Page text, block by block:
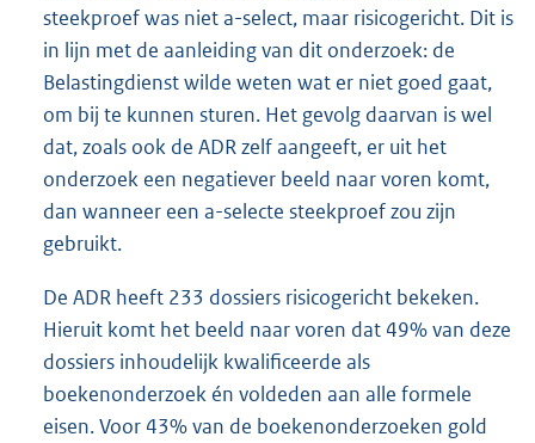
steekproef was niet a-select, maar risicogericht. Dit is
in lijn met de aanleiding van dit onderzoek: de
Belastingdienst wilde weten wat er niet goed gaat,
om bij te kunnen sturen. Het gevolg daarvan is wel
dat, zoals ook de ADR zelf aangeeft, er uit het
onderzoek een negatiever beeld naar voren komt,
dan wanneer een a-selecte steekproef zou zijn
gebruikt.
De ADR heeft 233 dossiers risicogericht bekeken.
Hieruit komt het beeld naar voren dat 49% van deze
dossiers inhoudelijk kwalificeerde als
boekenonderzoek én voldeden aan alle formele
eisen. Voor 43% van de boekenonderzoeken gold